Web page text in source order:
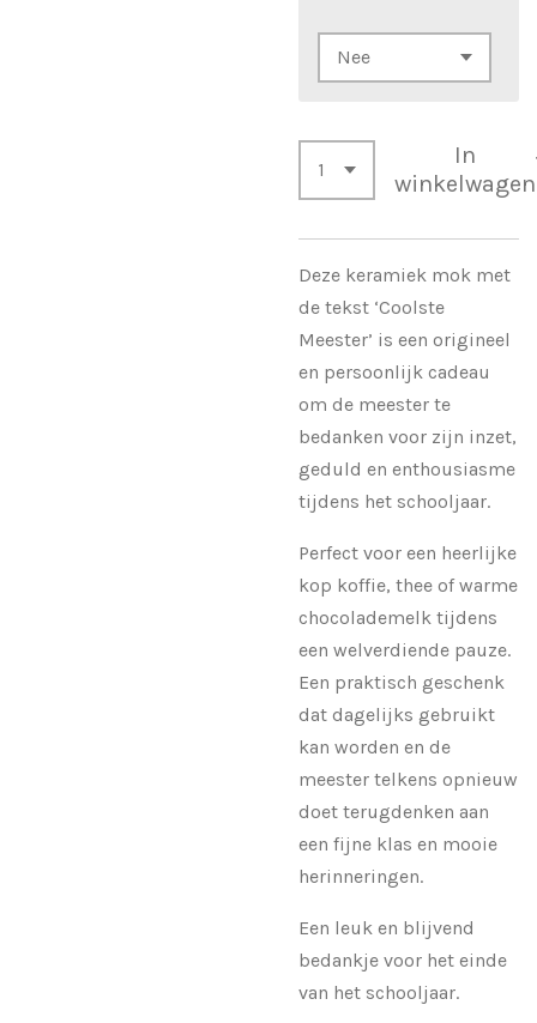
In
winkelwagen
Deze keramiek mok met
de tekst ‘Coolste
Meester’ is een origineel
en persoonlijk cadeau
om de meester te
bedanken voor zijn inzet,
geduld en enthousiasme
tijdens het schooljaar.
Perfect voor een heerlijke
kop koffie, thee of warme
chocolademelk tijdens
een welverdiende pauze.
Een praktisch geschenk
dat dagelijks gebruikt
kan worden en de
meester telkens opnieuw
doet terugdenken aan
een fijne klas en mooie
herinneringen.
Een leuk en blijvend
bedankje voor het einde
van het schooljaar.